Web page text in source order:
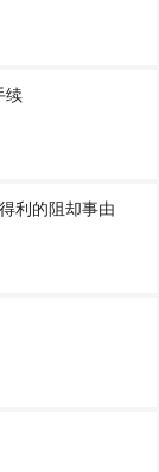
续
利的阻却事由